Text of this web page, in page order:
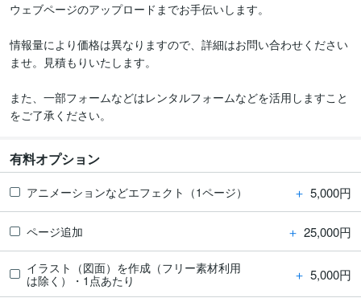
ウェブページのアップロードまでお手伝いします。
情報量により価格は異なりますので、詳細はお問い合わせください
ませ。見積もりいたします。
また、一部フォームなどはレンタルフォームなどを活用しますこと
をご了承ください。
有料オプション
アニメーションなどエフェクト（1ページ） ＋ 5,000円
ページ追加 ＋ 25,000円
イラスト（図面）を作成（フリー素材利用
は除く）・1点あたり
＋ 5,000円